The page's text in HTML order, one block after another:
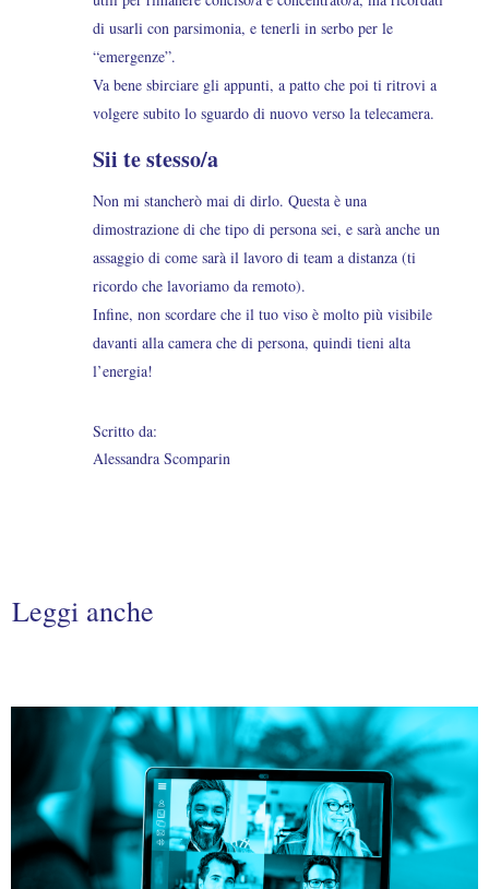
di usarli con parsimonia, e tenerli in serbo per le
“emergenze”.
Va bene sbirciare gli appunti, a patto che poi ti ritrovi a
volgere subito lo sguardo di nuovo verso la telecamera.
Sii te stesso/a
Non mi stancherò mai di dirlo. Questa è una
dimostrazione di che tipo di persona sei, e sarà anche un
assaggio di come sarà il lavoro di team a distanza (ti
ricordo che lavoriamo da remoto).
Infine, non scordare che il tuo viso è molto più visibile
davanti alla camera che di persona, quindi tieni alta
l’energia!
Scritto da:
Alessandra Scomparin
Leggi anche